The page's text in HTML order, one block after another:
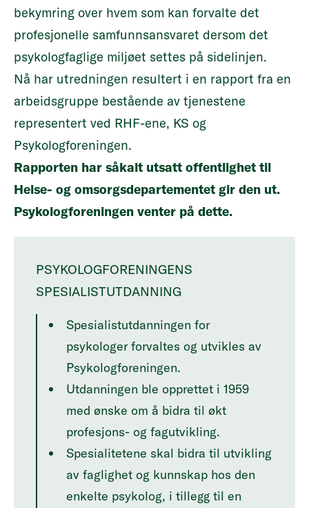
bekymring over hvem som kan forvalte det
profesjonelle samfunnsansvaret dersom det
psykologfaglige miljøet settes på sidelinjen.
Nå har utredningen resultert i en rapport fra en
arbeidsgruppe bestående av tjenestene
representert ved RHF-ene, KS og
Psykologforeningen.
Rapporten har såkalt utsatt offentlighet til
Helse- og omsorgsdepartementet gir den ut.
Psykologforeningen venter på dette.
PSYKOLOGFORENINGENS
SPESIALISTUTDANNING
Spesialistutdanningen for
psykologer forvaltes og utvikles av
Psykologforeningen.
Utdanningen ble opprettet i 1959
med ønske om å bidra til økt
profesjons- og fagutvikling.
Spesialitetene skal bidra til utvikling
av faglighet og kunnskap hos den
enkelte psykolog, i tillegg til en